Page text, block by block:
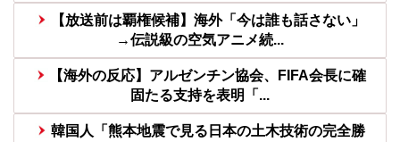
【放送前は覇権候補】海外「今は誰も話さない」
→伝説級の空気アニメ続...
【海外の反応】アルゼンチン協会、FIFA会長に確
固たる支持を表明「...
韓国人「熊本地震で見る日本の土木技術の完全勝